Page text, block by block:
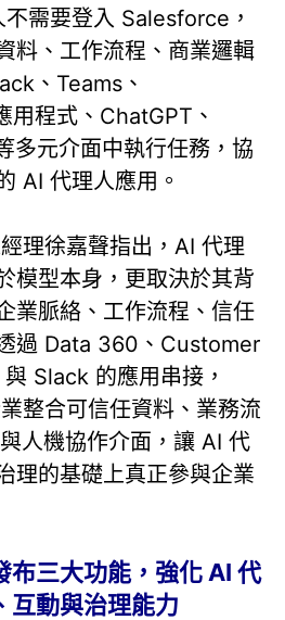
需要登入 Salesforce，
料、工作流程、商業邏輯
、Teams、
程式、ChatGPT、
多元介面中執行任務，協
AI 代理人應用。
理徐嘉聲指出，AI 代理
模型本身，更取決於其背
業脈絡、工作流程、信任
過 Data 360、Customer
Slack 的應用串接，
整合可信任資料、業務流
人機協作介面，讓 AI 代
理的基礎上真正參與企業
三大功能，強化 AI 代
互動與治理能力